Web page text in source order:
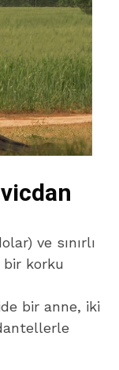
ve sınırlı
bir korku
bir anne, iki